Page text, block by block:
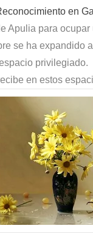
en
Apulia para
se ha expandido
privilegiado.
en estos